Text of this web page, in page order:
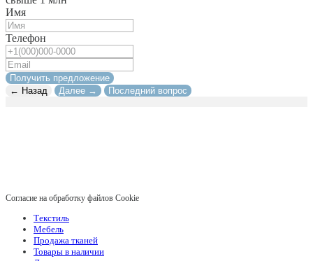
Имя
Телефон
Получить предложение
← Назад
Далее → Последний вопрос
Согласие на обработку файлов Cookie
Текстиль
Мебель
Продажа тканей
Товары в наличии